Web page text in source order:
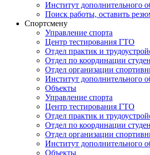
Институт дополнительного
Поиск работы, оставить
Спортсмену
Управление спорта
Центр тестирования ГТО
Отдел практик и
Отдел по координации
Отдел организации
Институт дополнительного
Объекты
Управление спорта
Центр тестирования ГТО
Отдел практик и
Отдел по координации
Отдел организации
Институт дополнительного
Объекты